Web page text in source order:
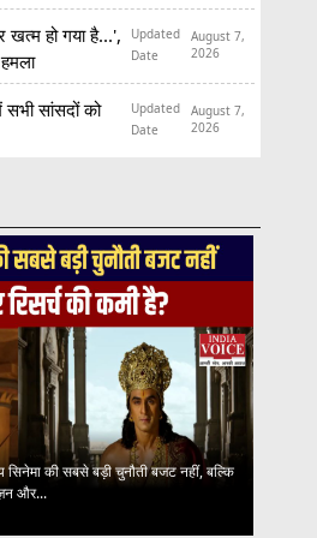
हो गया है...',
Updated
Date
August 7,
2026
सभी सांसदों को
Updated
Date
August 7,
2026
की सबसे बड़ी चुनौती बजट नहीं, बल्कि
और...